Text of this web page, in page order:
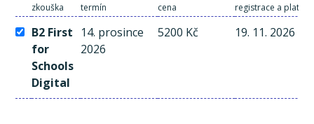
zkouška termín cena registrace a platba
B2 First
for
Schools
Digital
14. prosince
2026
5200 Kč 19. 11. 2026